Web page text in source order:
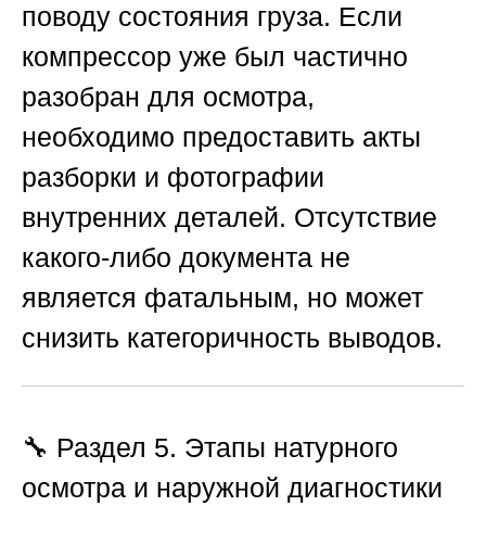
поводу состояния груза. Если
компрессор уже был частично
разобран для осмотра,
необходимо предоставить акты
разборки и фотографии
внутренних деталей. Отсутствие
какого-либо документа не
является фатальным, но может
снизить категоричность выводов.
🔧 Раздел 5. Этапы натурного
осмотра и наружной диагностики